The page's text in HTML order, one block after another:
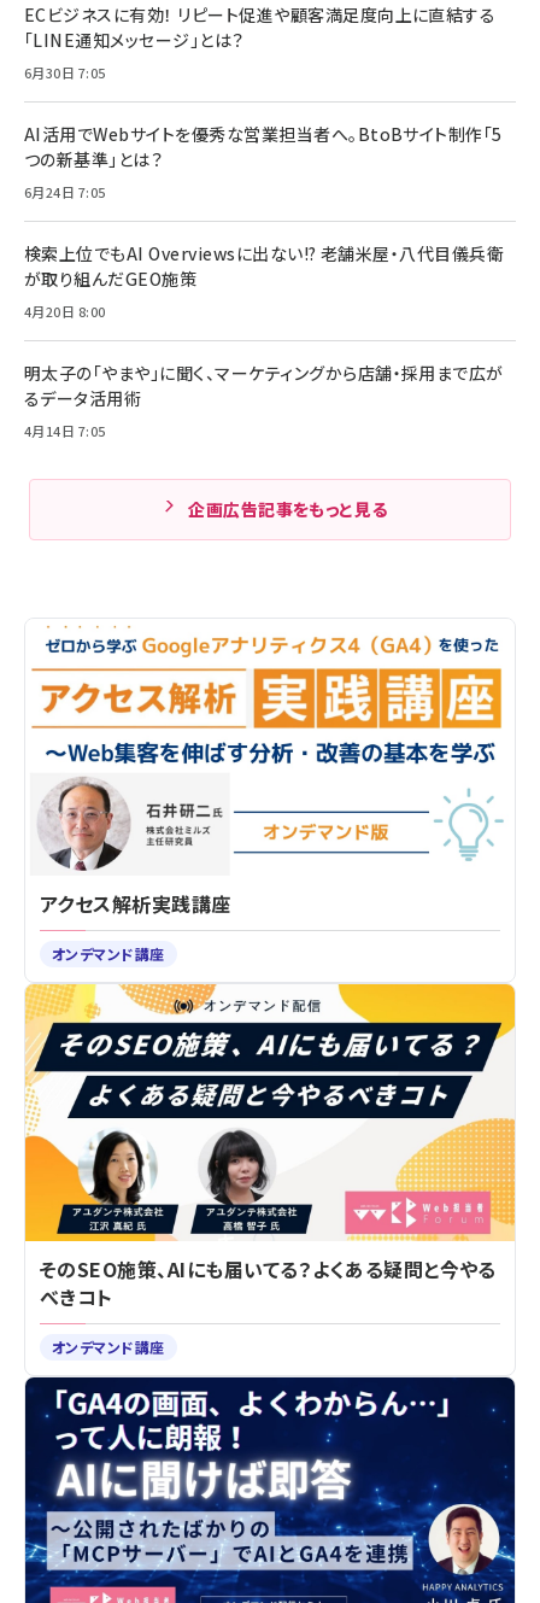
ECビジネスに有効！ リピート促進や顧客満足度向上に直結する
「LINE通知メッセージ」とは？
6月30日 7:05
AI活用でWebサイトを優秀な営業担当者へ。BtoBサイト制作「5
つの新基準」とは？
6月24日 7:05
検索上位でもAI Overviewsに出ない!? 老舗米屋・八代目儀兵衛
が取り組んだGEO施策
4月20日 8:00
明太子の「やまや」に聞く、マーケティングから店舗・採用まで広が
るデータ活用術
4月14日 7:05
企画広告記事をもっと見る
アクセス解析実践講座
オンデマンド講座
そのSEO施策、AIにも届いてる？よくある疑問と今やる
べきコト
オンデマンド講座